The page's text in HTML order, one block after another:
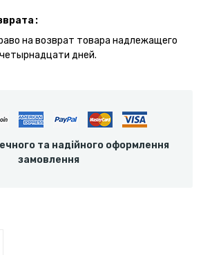
на возврат товара надлежащего
дней.
та надійного оформлення
замовлення